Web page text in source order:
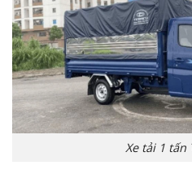
Xe tải 1 tấn